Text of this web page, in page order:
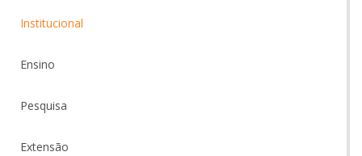
Institucional
Ensino
Pesquisa
Extensão